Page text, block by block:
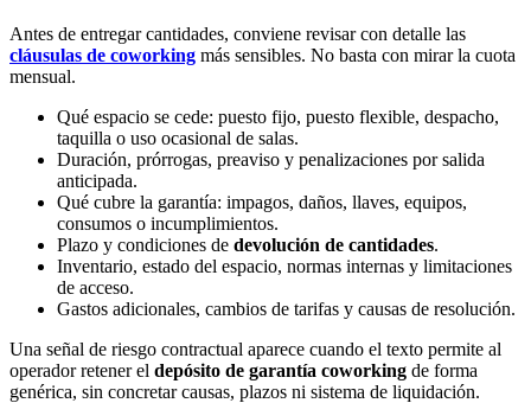
Antes de entregar cantidades, conviene revisar con detalle las
cláusulas de coworking más sensibles. No basta con mirar la cuota
mensual.
Qué espacio se cede: puesto fijo, puesto flexible, despacho,
taquilla o uso ocasional de salas.
Duración, prórrogas, preaviso y penalizaciones por salida
anticipada.
Qué cubre la garantía: impagos, daños, llaves, equipos,
consumos o incumplimientos.
Plazo y condiciones de devolución de cantidades.
Inventario, estado del espacio, normas internas y limitaciones
de acceso.
Gastos adicionales, cambios de tarifas y causas de resolución.
Una señal de riesgo contractual aparece cuando el texto permite al
operador retener el depósito de garantía coworking de forma
genérica, sin concretar causas, plazos ni sistema de liquidación.